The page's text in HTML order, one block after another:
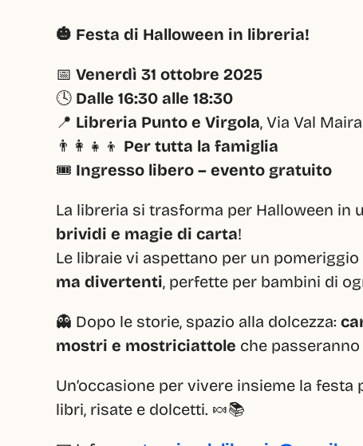
🎃 Festa di Halloween in libreria!
📅 Venerdì 31 ottobre 2025
🕓 Dalle 16:30 alle 18:30
📍 Libreria Punto e Virgola, Via Val
👨‍👩‍👧‍👦 Per tutta la famiglia
🎟️ Ingresso libero – evento gratuito
La libreria si trasforma per Halloween in
brividi e magie di carta!
Le libraie vi aspettano per un
ma divertenti, perfette per bambini di
👻 Dopo le storie, spazio alla dolcezza:
mostri e mostriciattole che
Un’occasione per vivere insieme la festa
libri, risate e dolcetti. 🍬📚